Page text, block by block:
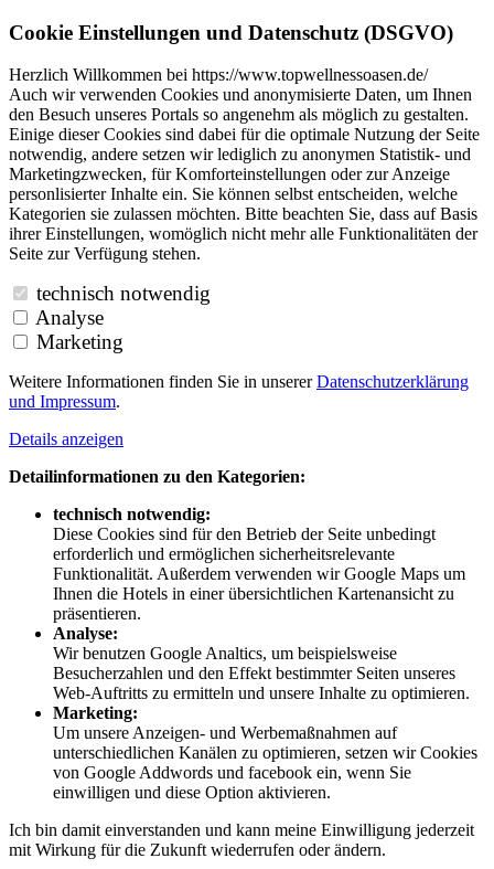
Cookie Einstellungen und Datenschutz (DSGVO)
Herzlich Willkommen bei https://www.topwellnessoasen.de/
Auch wir verwenden Cookies und anonymisierte Daten, um Ihnen
den Besuch unseres Portals so angenehm als möglich zu gestalten.
Einige dieser Cookies sind dabei für die optimale Nutzung der Seite
notwendig, andere setzen wir lediglich zu anonymen Statistik- und
Marketingzwecken, für Komforteinstellungen oder zur Anzeige
personlisierter Inhalte ein. Sie können selbst entscheiden, welche
Kategorien sie zulassen möchten. Bitte beachten Sie, dass auf Basis
ihrer Einstellungen, womöglich nicht mehr alle Funktionalitäten der
Seite zur Verfügung stehen.
technisch notwendig
Analyse
Marketing
Weitere Informationen finden Sie in unsererDatenschutzerklärung
und Impressum.
Details anzeigen
Detailinformationen zu den Kategorien:
technisch notwendig:
Diese Cookies sind für den Betrieb der Seite unbedingt
erforderlich und ermöglichen sicherheitsrelevante
Funktionalität. Außerdem verwenden wir Google Maps um
Ihnen die Hotels in einer übersichtlichen Kartenansicht zu
präsentieren.
Analyse:
Wir benutzen Google Analtics, um beispielsweise
Besucherzahlen und den Effekt bestimmter Seiten unseres
Web-Auftritts zu ermitteln und unsere Inhalte zu optimieren.
Marketing:
Um unsere Anzeigen- und Werbemaßnahmen auf
unterschiedlichen Kanälen zu optimieren, setzen wir Cookies
von Google Addwords und facebook ein, wenn Sie
einwilligen und diese Option aktivieren.
Ich bin damit einverstanden und kann meine Einwilligung jederzeit
mit Wirkung für die Zukunft wiederrufen oder ändern.